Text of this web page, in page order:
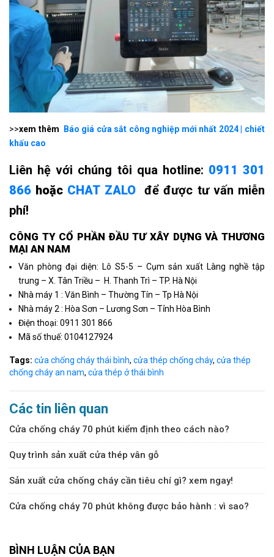
>>xem thêm
Báo giá cửa sắt công nghiệp mới nhất 2024 | chiết
khấu cao
Liên hệ với chúng tôi qua hotline: 0911 301
866 hoặc CHAT ZALO
để được tư vấn miễn
phí!
CÔNG TY CỔ PHẦN ÐẦU TƯ XÂY DỰNG VÀ THƯƠNG
MẠI AN NAM
Văn phòng đại diện: Lô S5-5 – Cụm sản xuất Làng nghề tập
trung – X. Tân Triều – H. Thanh Trì – TP. Hà Nội
Nhà máy 1 : Văn Bình – Thường Tín – Tp Hà Nội
Nhà máy 2 : Hòa Sơn – Lương Sơn – Tỉnh Hòa Bình
Điện thoại: 0911 301 866
Mã số thuế: 0104127924
Tags: cửa chống cháy thái bình, cửa thép chống cháy, cửa thép
chống cháy an nam, cửa thép ở thái bình
Các tin liên quan
Cửa chống cháy 70 phút kiểm định theo cách nào?
Quy trình sản xuất cửa thép vân gỗ
Sản xuất cửa chống cháy cần tiêu chí gì? xem ngay!
Cửa chống cháy 70 phút không được bảo hành : vì sao?
BÌNH LUẬN CỦA BẠN